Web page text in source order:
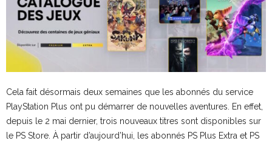
Cela fait désormais deux semaines que les abonnés du service
PlayStation Plus ont pu démarrer de nouvelles aventures. En effet,
depuis le 2 mai dernier, trois nouveaux titres sont disponibles sur
le PS Store. À partir d’aujourd’hui, les abonnés PS Plus Extra et PS